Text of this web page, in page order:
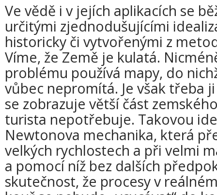
Ve vědě i v jejích aplikacích se
určitými zjednodušujícími
historicky či vytvořenými z
Víme, že Země je kulatá.
problému používá mapy, do
vůbec nepromítá. Je však třeba
se zobrazuje větší část
turista nepotřebuje. Takovou
Newtonova mechanika, která
velkých rychlostech a při velmi
a pomocí níž bez dalších
skutečnost, že procesy v